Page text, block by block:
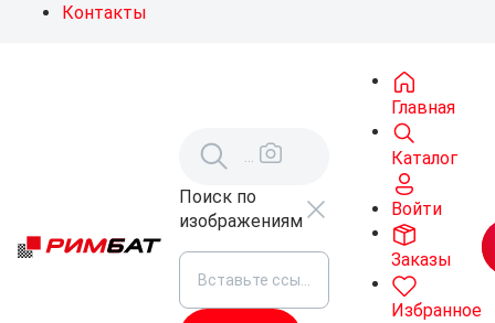
Контакты
Поиск по
изображениям
Главная
Каталог
Войти
Заказы
Избранное